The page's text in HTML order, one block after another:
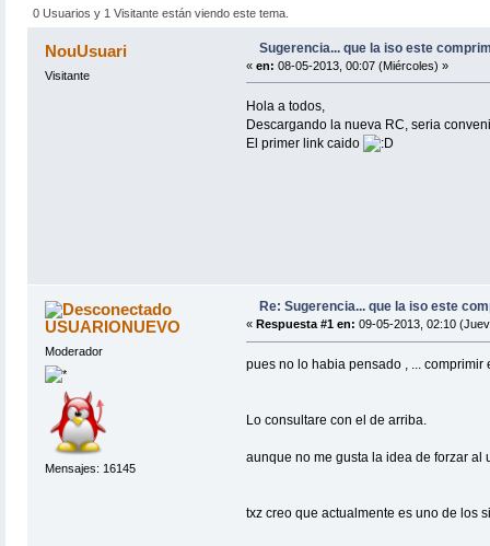
0 Usuarios y 1 Visitante están viendo este tema.
NouUsuari
Visitante
Sugerencia... que la iso este
« en: 08-05-2013, 00:07 (Miércoles) »
Hola a todos,
Descargando la nueva RC, seria
El primer link caido
USUARIONUEVO
Moderador
Mensajes: 16145
Re: Sugerencia... que la iso este
« Respuesta #1 en: 09-05-2013, 02:10
pues no lo habia pensado , ...
Lo consultare con el de arriba.
aunque no me gusta la idea de forzar al
txz creo que actualmente es uno de los